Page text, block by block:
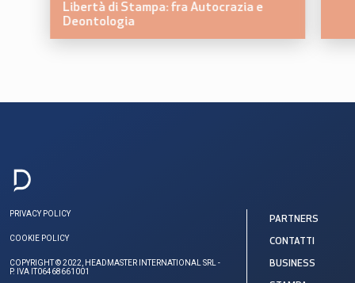
Libertà di Stampa: fra Autocrazia e
Deontologia
PRIVACY POLICY
COOKIE POLICY
COPYRIGHT © 2022, HEADMASTER INTERNATIONAL SRL -
P. IVA IT06468661001
PARTNERS
CONTATTI
BUSINESS